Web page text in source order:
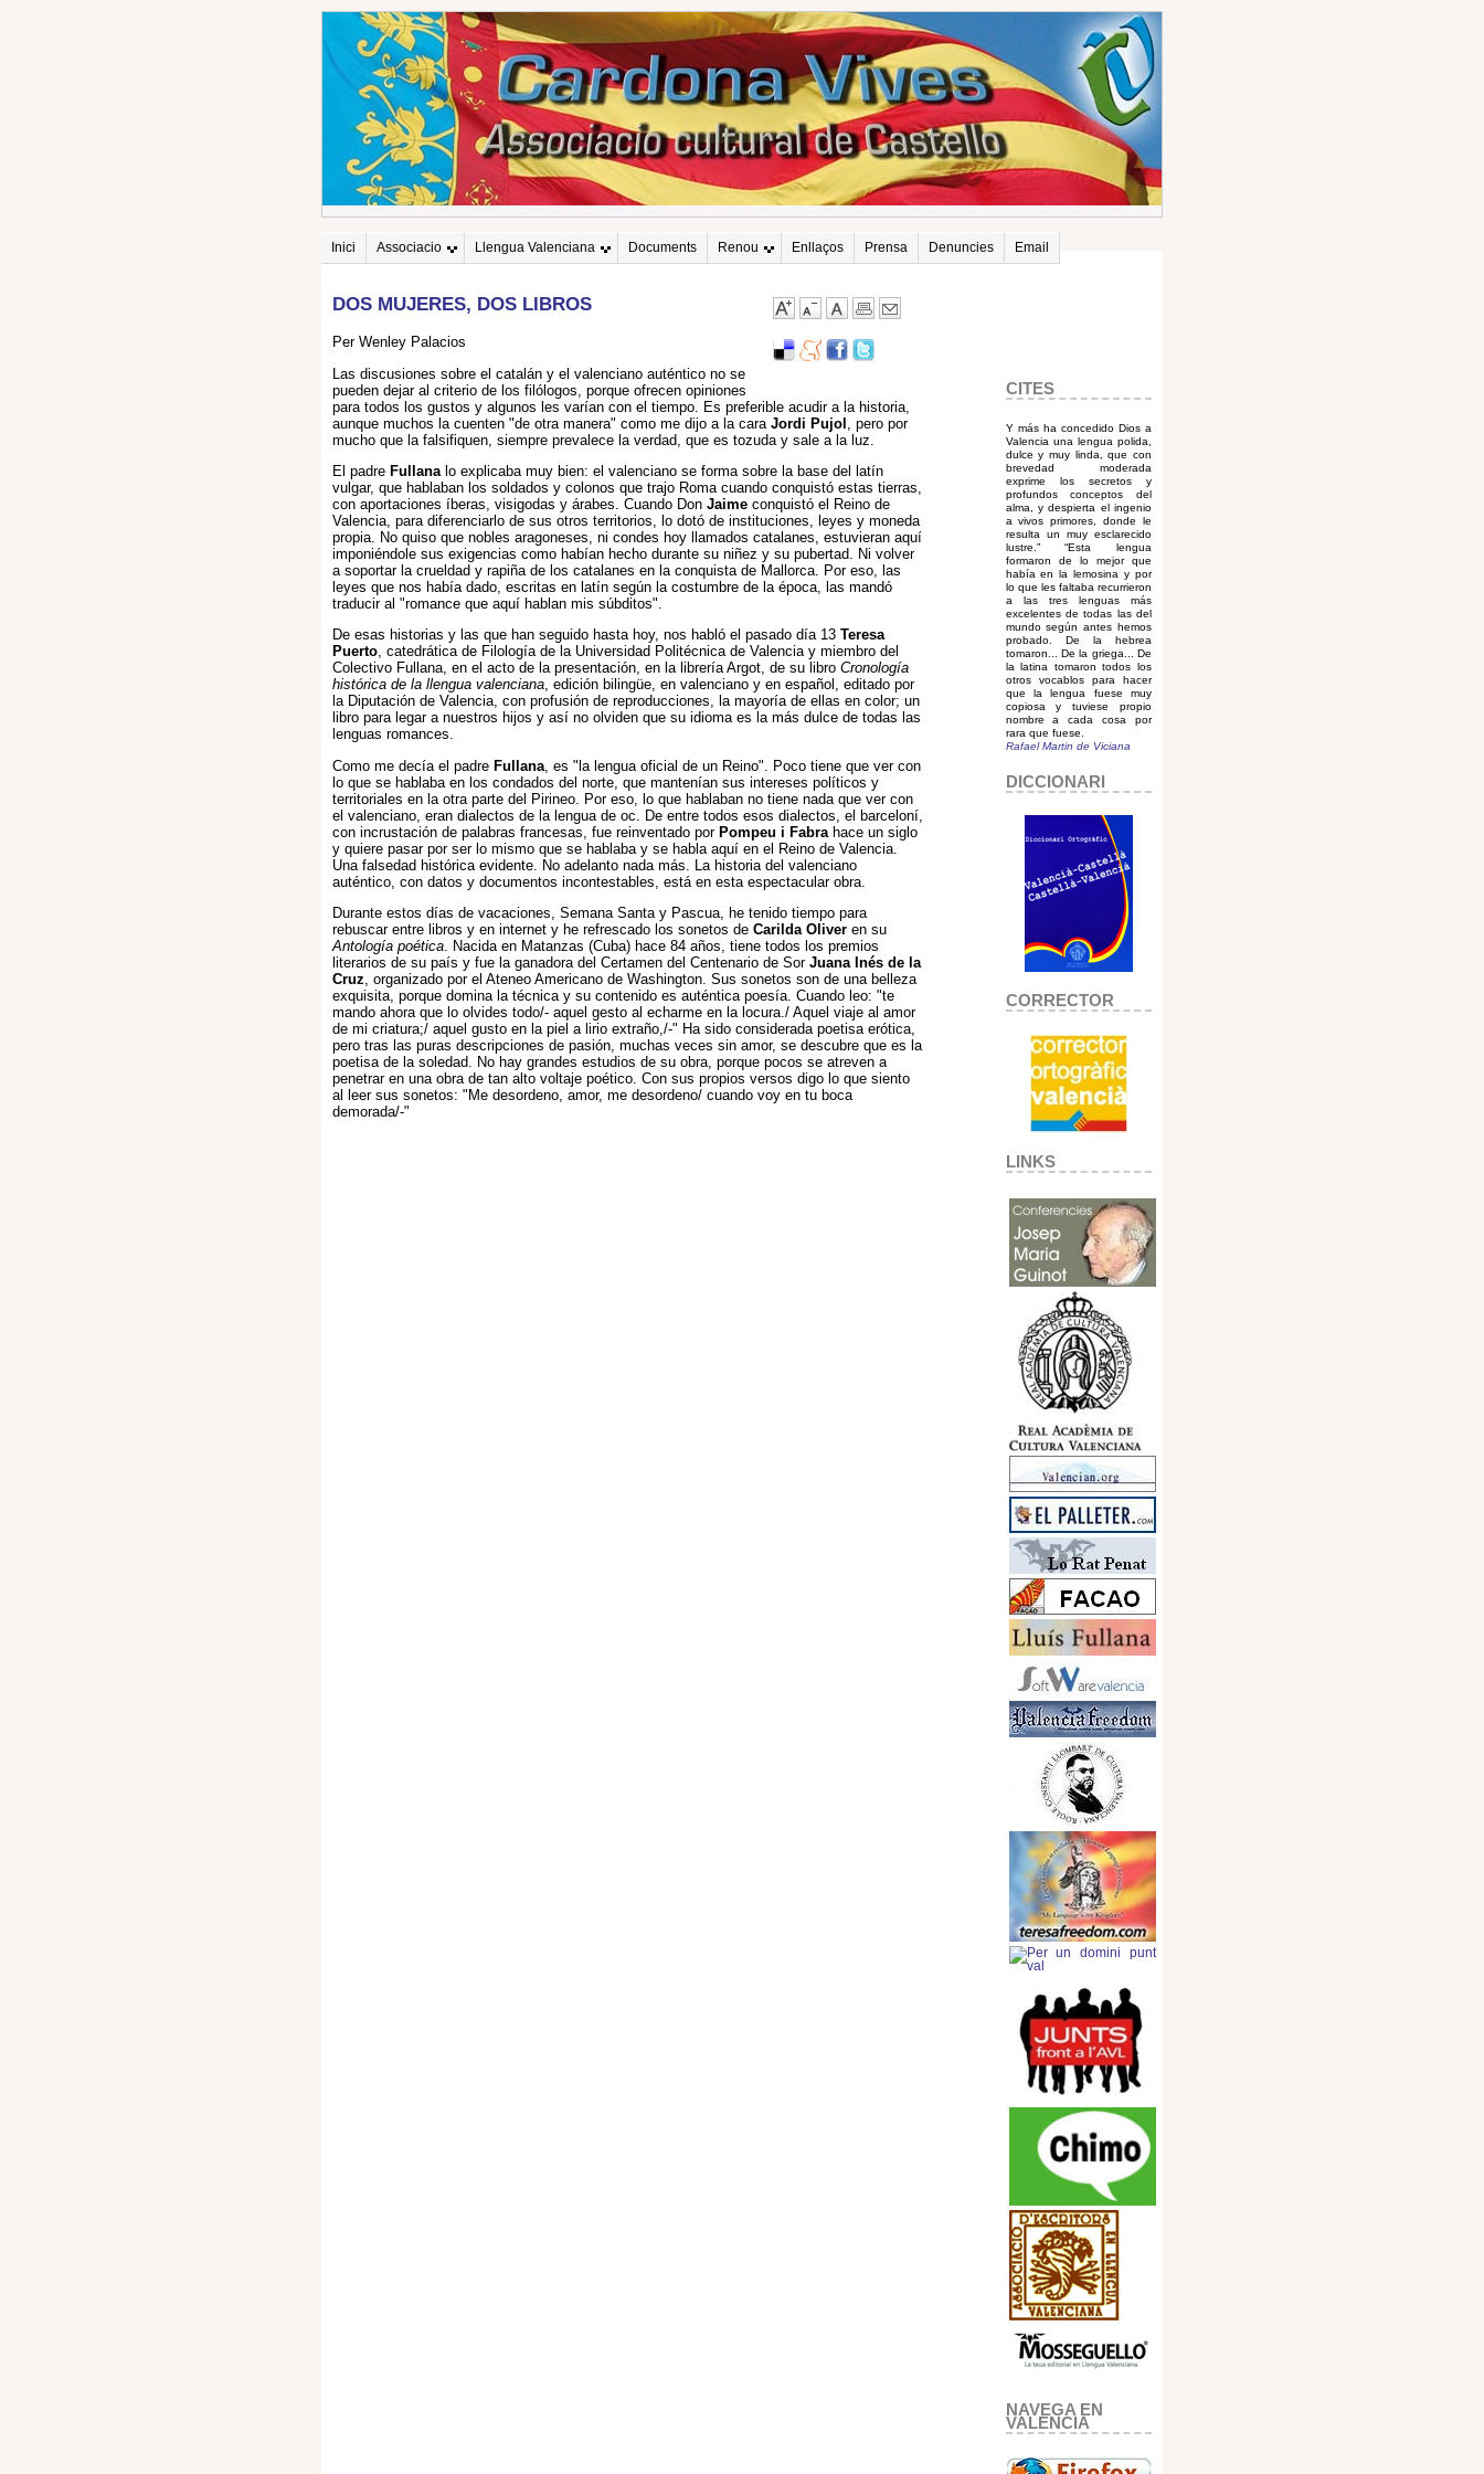
Inici Associacio Llengua Valenciana Documents Renou Enllaços Prensa Denuncies Email
DOS MUJERES, DOS LIBROS
Per Wenley Palacios
Las discusiones sobre el catalán y el valenciano auténtico no se
pueden dejar al criterio de los filólogos, porque ofrecen opiniones
para todos los gustos y algunos les varían con el tiempo. Es preferible acudir a la historia,
aunque muchos la cuenten "de otra manera" como me dijo a la cara Jordi Pujol , pero por
mucho que la falsifiquen, siempre prevalece la verdad, que es tozuda y sale a la luz.
El padre Fullana lo explicaba muy bien: el valenciano se forma sobre la base del latín
vulgar, que hablaban los soldados y colonos que trajo Roma cuando conquistó estas tierras,
con aportaciones íberas, visigodas y árabes. Cuando Don Jaime conquistó el Reino de
Valencia, para diferenciarlo de sus otros territorios, lo dotó de instituciones, leyes y moneda
propia. No quiso que nobles aragoneses, ni condes hoy llamados catalanes, estuvieran aquí
imponiéndole sus exigencias como habían hecho durante su niñez y su pubertad. Ni volver
a soportar la crueldad y rapiña de los catalanes en la conquista de Mallorca. Por eso, las
leyes que nos había dado, escritas en latín según la costumbre de la época, las mandó
traducir al "romance que aquí hablan mis súbditos".
De esas historias y las que han seguido hasta hoy, nos habló el pasado día 13 Teresa
Puerto, catedrática de Filología de la Universidad Politécnica de Valencia y miembro del
Colectivo Fullana, en el acto de la presentación, en la librería Argot, de su libro Cronología
histórica de la llengua valenciana, edición bilingüe, en valenciano y en español, editado por
la Diputación de Valencia, con profusión de reproducciones, la mayoría de ellas en color; un
libro para legar a nuestros hijos y así no olviden que su idioma es la más dulce de todas las
lenguas romances.
Como me decía el padre Fullana , es "la lengua oficial de un Reino". Poco tiene que ver con
lo que se hablaba en los condados del norte, que mantenían sus intereses políticos y
territoriales en la otra parte del Pirineo. Por eso, lo que hablaban no tiene nada que ver con
el valenciano, eran dialectos de la lengua de oc. De entre todos esos dialectos, el barceloní,
con incrustación de palabras francesas, fue reinventado por Pompeu i Fabra hace un siglo
y quiere pasar por ser lo mismo que se hablaba y se habla aquí en el Reino de Valencia.
Una falsedad histórica evidente. No adelanto nada más. La historia del valenciano
auténtico, con datos y documentos incontestables, está en esta espectacular obra.
Durante estos días de vacaciones, Semana Santa y Pascua, he tenido tiempo para
rebuscar entre libros y en internet y he refrescado los sonetos de Carilda Oliver en su
Antología poética . Nacida en Matanzas (Cuba) hace 84 años, tiene todos los premios
literarios de su país y fue la ganadora del Certamen del Centenario de Sor Juana Inés de la
Cruz , organizado por el Ateneo Americano de Washington. Sus sonetos son de una belleza
exquisita, porque domina la técnica y su contenido es auténtica poesía. Cuando leo: "te
mando ahora que lo olvides todo/- aquel gesto al echarme en la locura./ Aquel viaje al amor
de mi criatura;/ aquel gusto en la piel a lirio extraño,/-" Ha sido considerada poetisa erótica,
pero tras las puras descripciones de pasión, muchas veces sin amor, se descubre que es la
poetisa de la soledad. No hay grandes estudios de su obra, porque pocos se atreven a
penetrar en una obra de tan alto voltaje poético. Con sus propios versos digo lo que siento
al leer sus sonetos: "Me desordeno, amor, me desordeno/ cuando voy en tu boca
demorada/-"
CITES
Y más ha concedido Dios a
Valencia una lengua polida,
dulce y muy linda, que con
brevedad moderada
exprime los secretos y
profundos conceptos del
alma, y despierta el ingenio
a vivos primores, donde le
resulta un muy esclarecido
lustre.” “Esta lengua
formaron de lo mejor que
había en la lemosina y por
lo que les faltaba recurrieron
a las tres lenguas más
excelentes de todas las del
mundo según antes hemos
probado. De la hebrea
tomaron... De la griega... De
la latina tomaron todos los
otros vocablos para hacer
que la lengua fuese muy
copiosa y tuviese propio
nombre a cada cosa por
rara que fuese.
Rafael Martin de Viciana
DICCIONARI
CORRECTOR
LINKS
NAVEGA EN
VALENCIA